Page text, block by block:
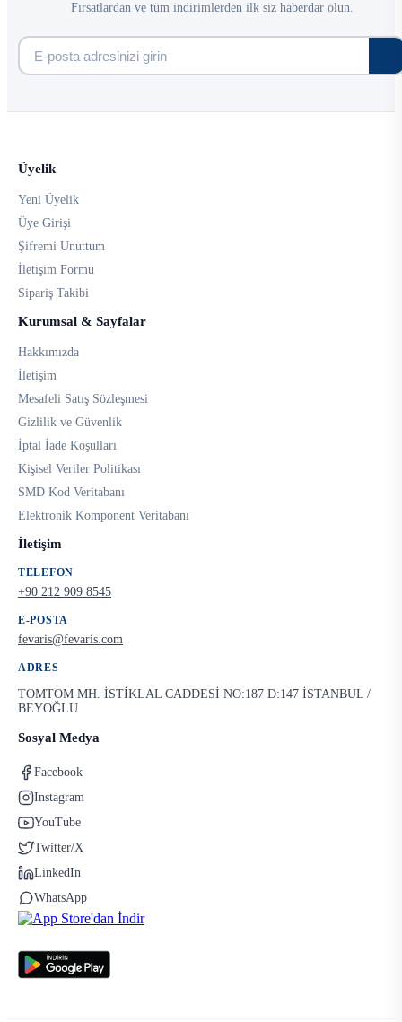
Fırsatlardan ve tüm indirimlerden ilk siz haberdar olun.
Üyelik
Yeni Üyelik
Üye Girişi
Şifremi Unuttum
İletişim Formu
Sipariş Takibi
Kurumsal & Sayfalar
Hakkımızda
İletişim
Mesafeli Satış Sözleşmesi
Gizlilik ve Güvenlik
İptal İade Koşulları
Kişisel Veriler Politikası
SMD Kod Veritabanı
Elektronik Komponent Veritabanı
İletişim
TELEFON
+90 212 909 8545
E-POSTA
fevaris@fevaris.com
ADRES
TOMTOM MH. İSTİKLAL CADDESİ NO:187 D:147 İSTANBUL /
BEYOĞLU
Sosyal Medya
Facebook
Instagram
YouTube
Twitter/X
LinkedIn
WhatsApp